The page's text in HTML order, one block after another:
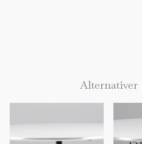
Alternativer